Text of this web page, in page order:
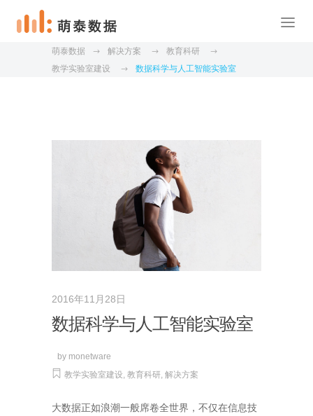
萌泰数据 解决方案
教育科研
教学实验室建设
数据科学与人工智能实验室
2016年11月28日
数据科学与人工智能实验室
by monetware
教学实验室建设, 教育科研, 解决方案
大数据正如浪潮一般席卷全世界，不仅在信息技